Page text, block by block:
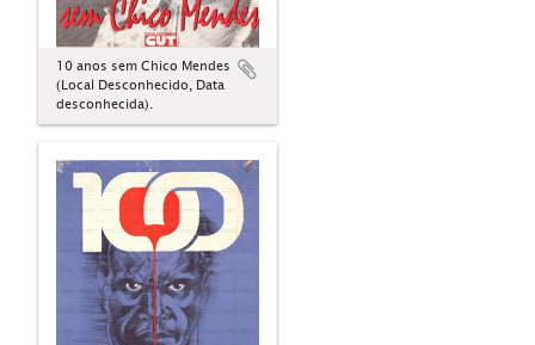
10 anos sem Chico Mendes
(Local Desconhecido, Data
desconhecida).